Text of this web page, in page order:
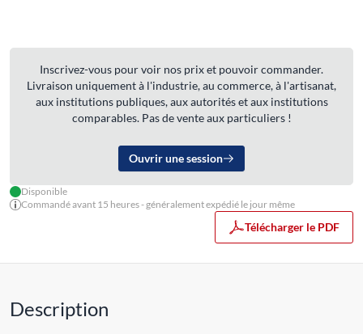
Inscrivez-vous pour voir nos prix et pouvoir commander.
Livraison uniquement à l'industrie, au commerce, à l'artisanat,
aux institutions publiques, aux autorités et aux institutions
comparables. Pas de vente aux particuliers !
Ouvrir une session
Disponible
Commandé avant 15 heures - généralement expédié le jour même
Télécharger le PDF
Description